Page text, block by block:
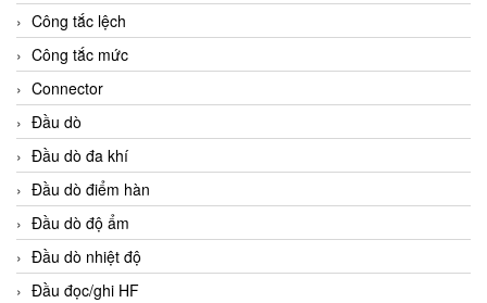
Công tắc lệch
Công tắc mức
Connector
Đầu dò
Đầu dò đa khí
Đầu dò điểm hàn
Đầu dò độ ẩm
Đầu dò nhiệt độ
Đầu đọc/ghi HF